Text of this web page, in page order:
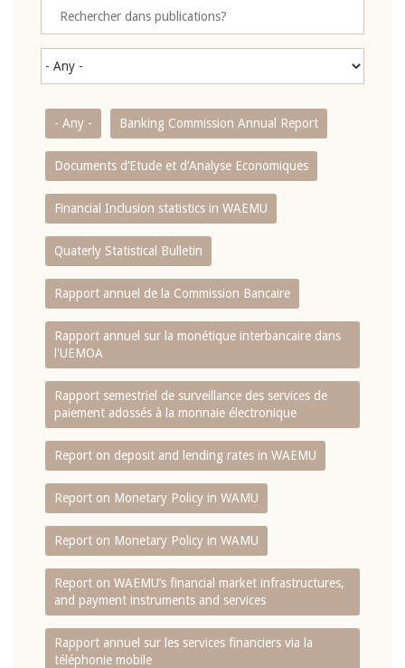
- Any - Banking Commission Annual Report
Documents d’Etude et d’Analyse Economiques
Financial Inclusion statistics in WAEMU
Quaterly Statistical Bulletin
Rapport annuel de la Commission Bancaire
Rapport annuel sur la monétique interbancaire dans
l'UEMOA
Rapport semestriel de surveillance des services de
paiement adossés à la monnaie électronique
Report on deposit and lending rates in WAEMU
Report on Monetary Policy in WAMU
Report on Monetary Policy in WAMU
Report on WAEMU’s financial market infrastructures,
and payment instruments and services
Rapport annuel sur les services financiers via la
téléphonie mobile